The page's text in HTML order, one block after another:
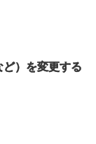
）を変更する